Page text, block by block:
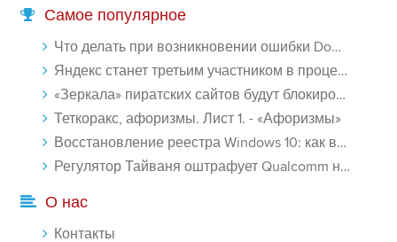
Самое популярное
Что делать при возникновении ошибки Download interrupted в Chrome - «Windows»
Яндекс станет третьим участником в процессе ФАС против Google - «Интернет»
«Зеркала» пиратских сайтов будут блокироваться! - «Интернет»
Теткоракс, афоризмы. Лист 1. - «Афоризмы»
Восстановление реестра Windows 10: как восстановить реестр Виндовс 10 - «Windows»
Регулятор Тайваня оштрафует Qualcomm на $774 млн - «Новости сети»
О нас
Контакты